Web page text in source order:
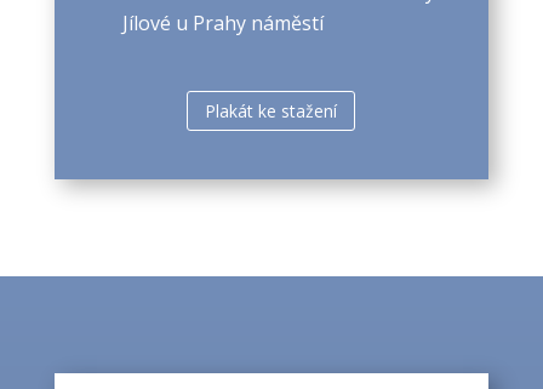
Jílové u Prahy náměstí
Plakát ke stažení